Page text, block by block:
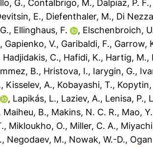
G., Contalbrigo, M., Dalpiaz, P. F.
E., Diefenthaler, M., Di
, Ellinghaus, F. , Elschenbroich,
, Gapienko, V., Garibaldi, F., Garrow,
Hadjidakis, C., Hafidi, K., Hartig, M.,
B., Hristova, I., Iarygin, G.,
, Kisselev, A., Kobayashi, T.,
, Lapikás, L., Laziev, A., Lenisa, P.,
, Maiheu, B., Makins, N. C. R., Mao, Y.
, Mikloukho, O., Miller, C. A.,
, Negodaev, M., Nowak, W.-D.,